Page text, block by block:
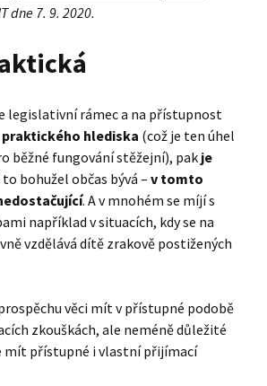
dne 7. 9. 2020.
legislativní rámec a na přístupnost
praktického hlediska (což je ten úhel
běžné fungování stěžejní), pak je
to bohužel občas bývá – v tomto
. A v mnohém se míjí s
například v situacích, kdy se na
vzdělává dítě zrakově postižených
věci mít v přístupné podobě
zkouškách, ale neméně důležité
mít přístupné i vlastní přijímací